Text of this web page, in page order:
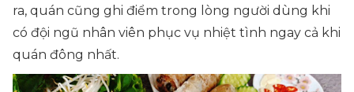
ra, quán cũng ghi điểm trong lòng người dùng khi
có đội ngũ nhân viên phục vụ nhiệt tình ngay cả khi
quán đông nhất.